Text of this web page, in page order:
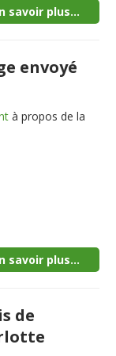
savoir plus...
envoyé
à propos de la
savoir plus...
de